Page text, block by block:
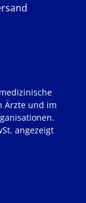
Ärzte und im
angezeigt